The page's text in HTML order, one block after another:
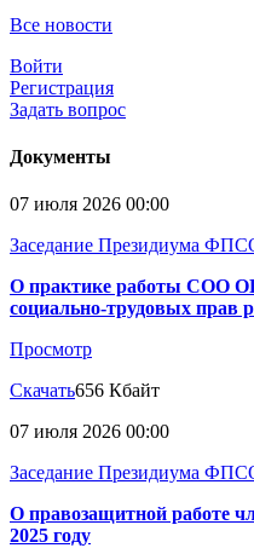
Все новости
Войти
Регистрация
Задать вопрос
Документы
07 июля 2026 00:00
Заседание Президиума
О практике работы СОО
социально-трудовых прав
Просмотр
Скачать656 Кбайт
07 июля 2026 00:00
Заседание Президиума
О правозащитной работе
2025 году